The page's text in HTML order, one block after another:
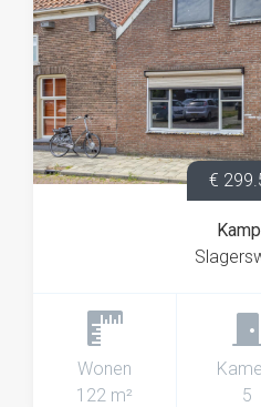
€
Wonen
122 m²
5